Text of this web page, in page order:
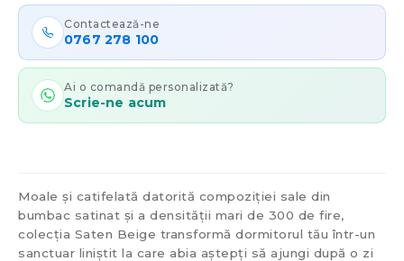
Moale și catifelată datorită compoziției sale din
bumbac satinat și a densității mari de 300 de fire,
colecția Saten Beige transformă dormitorul tău într-un
sanctuar liniștit la care abia aștepți să ajungi după o zi
Contactează-ne
0767 278 100
Ai o comandă personalizată?
Scrie-ne acum